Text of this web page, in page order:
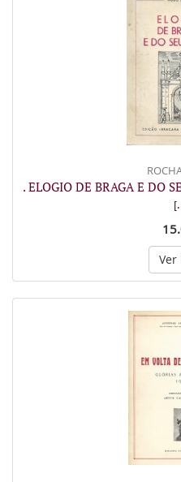
. ELOGIO DE BRAGA E DO
Ver